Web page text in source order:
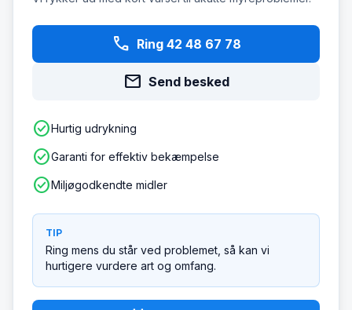
phone Ring 42 48 67 78
mail Send besked
check_circleHurtig udrykning
check_circleGaranti for effektiv bekæmpelse
check_circleMiljøgodkendte midler
TIP
Ring mens du står ved problemet, så kan vi
hurtigere vurdere art og omfang.